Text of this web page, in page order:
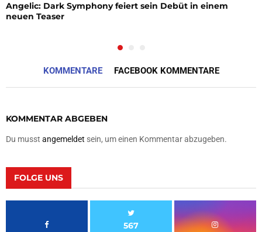
Angelic: Dark Symphony feiert sein Debüt in einem
neuen Teaser
KOMMENTARE FACEBOOK KOMMENTARE
KOMMENTAR ABGEBEN
Du musst angemeldet sein, um einen Kommentar abzugeben.
FOLGE UNS
567